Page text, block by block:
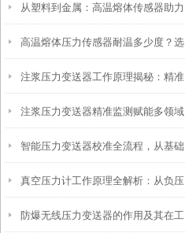
从塑料到金属：高温熔体传感器助力
制造工艺效率提升
高温熔体压力传感器耐温多少度？选
型必须知道的参数
注浆压力变送器工作原理揭秘：精准
感知地下压力的核心技术
注浆压力变送器精准监测赋能多领域
工程安全的隐形卫士
智能压力变送器校准全流程，从基础
操作到精准调优
真空压力计工作原理全解析：从负压
测量到工业监控的精密之道
防爆无线压力变送器的作用及其在工